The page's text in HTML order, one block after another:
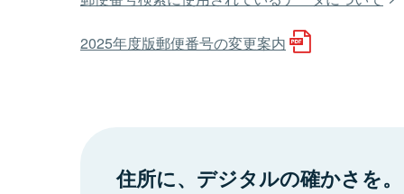
2025年度版郵便番号の変更案内
住所に、デジタルの確かさを。